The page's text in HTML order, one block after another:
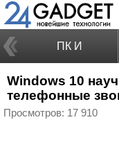
ПК И
НОУТБУКИ
Windows 10
телефонные
Просмотров: 17 910